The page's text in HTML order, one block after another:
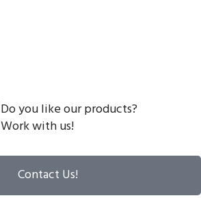
Do you like our products?
Work with us!
Contact Us!